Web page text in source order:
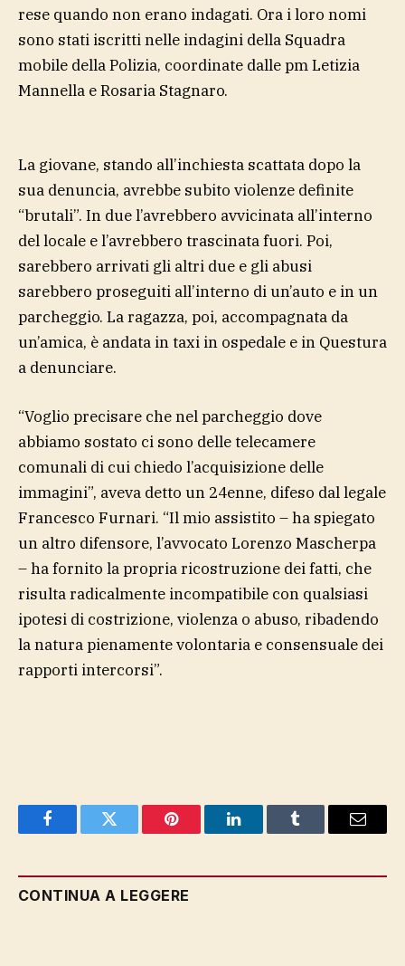
rese quando non erano indagati. Ora i loro nomi
sono stati iscritti nelle indagini della Squadra
mobile della Polizia, coordinate dalle pm Letizia
Mannella e Rosaria Stagnaro.
La giovane, stando all’inchiesta scattata dopo la
sua denuncia, avrebbe subito violenze definite
“brutali”. In due l’avrebbero avvicinata all’interno
del locale e l’avrebbero trascinata fuori. Poi,
sarebbero arrivati gli altri due e gli abusi
sarebbero proseguiti all’interno di un’auto e in un
parcheggio. La ragazza, poi, accompagnata da
un’amica, è andata in taxi in ospedale e in Questura
a denunciare.
“Voglio precisare che nel parcheggio dove
abbiamo sostato ci sono delle telecamere
comunali di cui chiedo l’acquisizione delle
immagini”, aveva detto un 24enne, difeso dal legale
Francesco Furnari. “Il mio assistito – ha spiegato
un altro difensore, l’avvocato Lorenzo Mascherpa
– ha fornito la propria ricostruzione dei fatti, che
risulta radicalmente incompatibile con qualsiasi
ipotesi di costrizione, violenza o abuso, ribadendo
la natura pienamente volontaria e consensuale dei
rapporti intercorsi”.
FacebookTwitter Pinterest LinkedInTumblr Email
CONTINUA A LEGGERE